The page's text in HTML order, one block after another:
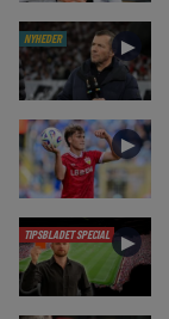
NYHEDER ►
►
TIPSBLADET SPECIAL ►